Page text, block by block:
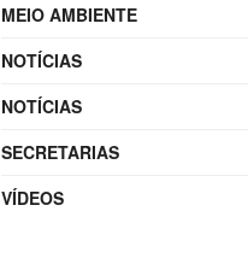
MEIO AMBIENTE
NOTÍCIAS
NOTÍCIAS
SECRETARIAS
VÍDEOS